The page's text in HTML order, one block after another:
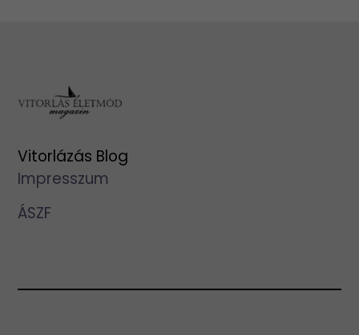
Vitorlázás Blog
Impresszum
ÁSZF